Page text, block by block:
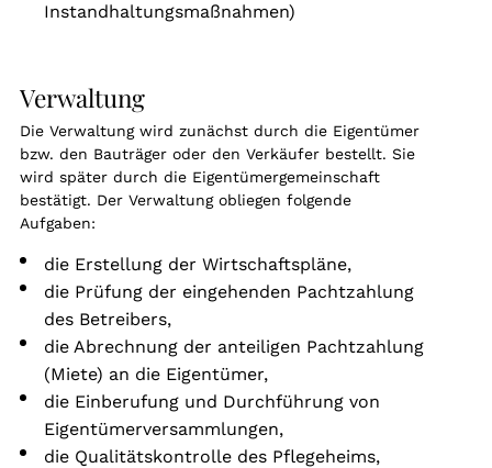
Instandhaltungsmaßnahmen)
Verwaltung
Die Verwaltung wird zunächst durch die Eigentümer
bzw. den Bauträger oder den Verkäufer bestellt. Sie
wird später durch die Eigentümergemeinschaft
bestätigt. Der Verwaltung obliegen folgende
Aufgaben:
die Erstellung der Wirtschaftspläne,
die Prüfung der eingehenden Pachtzahlung
des Betreibers,
die Abrechnung der anteiligen Pachtzahlung
(Miete) an die Eigentümer,
die Einberufung und Durchführung von
Eigentümerversammlungen,
die Qualitätskontrolle des Pflegeheims,